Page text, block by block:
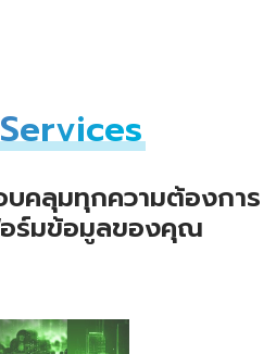
บคลุมทุกความต้องการ
ร์มข้อมูลของคุณ